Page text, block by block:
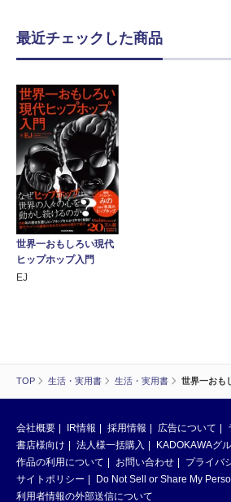
TOP 生活・実用書 生活・実用書 世界一おも
最近チェックした商品
世界一おもしろい現代
ヒップホップ入門
EJ
会社概要 IR情報 採用情報 広告について
書店様向け
法人様一括購入
KADOKAWAグ
作品の利用について
お問い合わせ
プライバ
サイトポリシー
Do Not Sell or Share My
利用者情報の外部送信について